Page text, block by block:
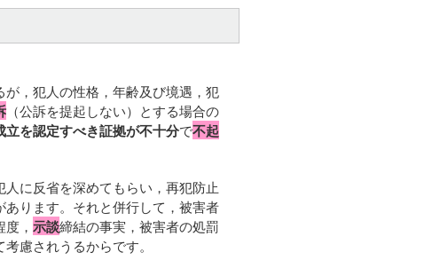
が，犯人の性格，年齢及び境遇，犯
（公訴を提起しない）とする場合の
立を認定すべき証拠が不十分で不起
に反省を深めてもらい，再犯防止
ります。それと併行して，被害者
， 示談締結の事実，被害者の処罰
考慮されうるからです。